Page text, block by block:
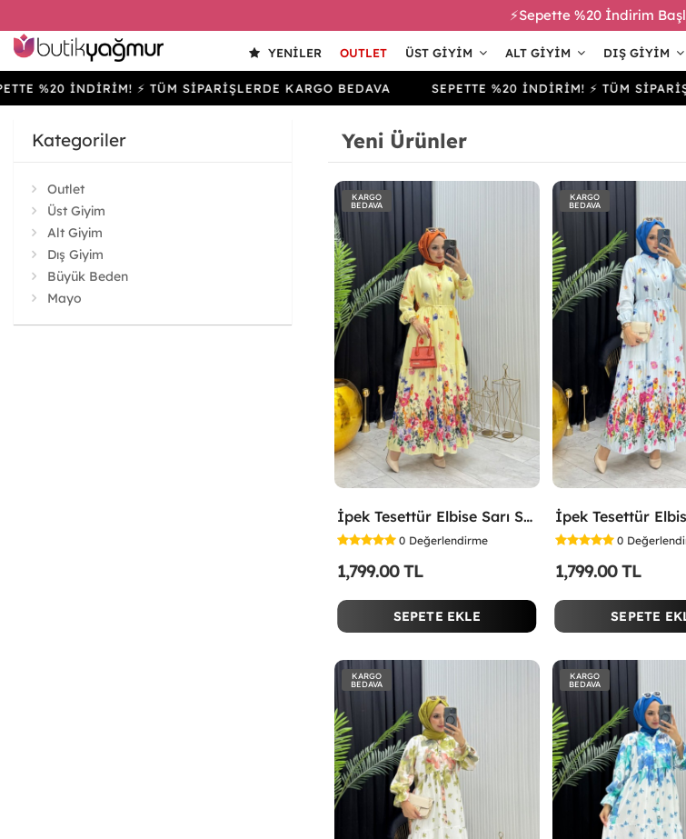
⚡Sepette %20 İndirim
YENILER OUTLET ÜST GIYIM ALT GIYIM DIŞ GIYIM
İNDİRİM! ⚡ TÜM SİPARİŞLERDE KARGO BEDAVA SEPETTE %20 İNDİRİM! ⚡ TÜM SİPARİŞLERDE
Kategoriler
Outlet
Üst Giyim
Alt Giyim
Dış Giyim
Büyük Beden
Mayo
Yeni Ürünler
KARGO
BEDAVA
İpek Tesettür Elbise Sarı Sarı
0 Değerlendirme
1,799.00 TL
SEPETE EKLE
KARGO
BEDAVA
0
1,799.00 TL
SEPETE
KARGO
BEDAVA
KARGO
BEDAVA